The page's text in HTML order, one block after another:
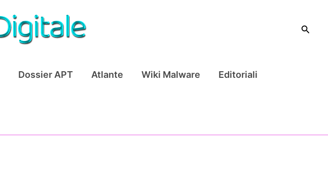
Cerca
Dossier APT Atlante Wiki Malware Editoriali